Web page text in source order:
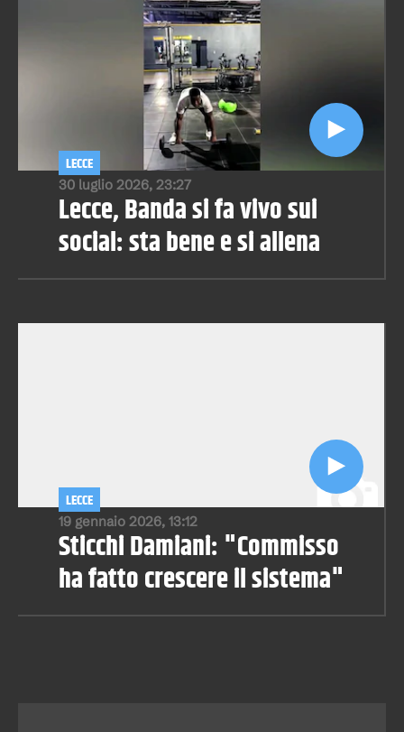
30 luglio 2026, 23:27
LECCE
Lecce, Banda si fa vivo sui
social: sta bene e si allena
19 gennaio 2026, 13:12
LECCE
Sticchi Damiani: "Commisso
ha fatto crescere il sistema"